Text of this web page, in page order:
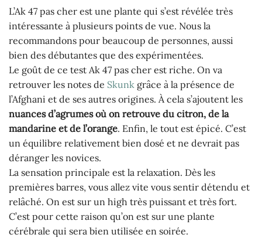
L’Ak 47 pas cher est une plante qui s’est révélée très
intéressante à plusieurs points de vue. Nous la
recommandons pour beaucoup de personnes, aussi
bien des débutantes que des expérimentées.
Le goût de ce test Ak 47 pas cher est riche. On va
retrouver les notes de Skunk grâce à la présence de
l’Afghani et de ses autres origines. À cela s’ajoutent les
nuances d’agrumes où on retrouve du citron, de la
mandarine et de l’orange. Enfin, le tout est épicé. C’est
un équilibre relativement bien dosé et ne devrait pas
déranger les novices.
La sensation principale est la relaxation. Dès les
premières barres, vous allez vite vous sentir détendu et
relâché. On est sur un high très puissant et très fort.
C’est pour cette raison qu’on est sur une plante
cérébrale qui sera bien utilisée en soirée.